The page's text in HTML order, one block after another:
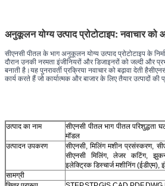
अनुकूलन योग्य उत्पाद प्रोटोटाइप: नवाचार को
सीएनसी पीतल के भाग अनुकूलन योग्य उत्पाद प्रोटोटाइप के
दौरान उनकी नरमता इंजीनियरों और डिजाइनरों को जल्दी और
बनाती है।यह पुनरावर्ती प्रक्रिया नवाचार को बढ़ावा देती
कार्य करते हैं जो कार्यात्मक और बाजार के लिए तैयार उत्पादों की
उत्पाद का नाम
सीएनसी पीतल भाग पीतल परिशुद्धता
मॉडल
उत्पादन उपकरण
सीएनसी, मिलिंग मशीन प्रसंस्करण,
सीएनसी मिलिंग, लेजर कटिंग,
इलेक्ट्रिक डिस्चार्ज मशीनिंग (ईडीएम),
सामग्री